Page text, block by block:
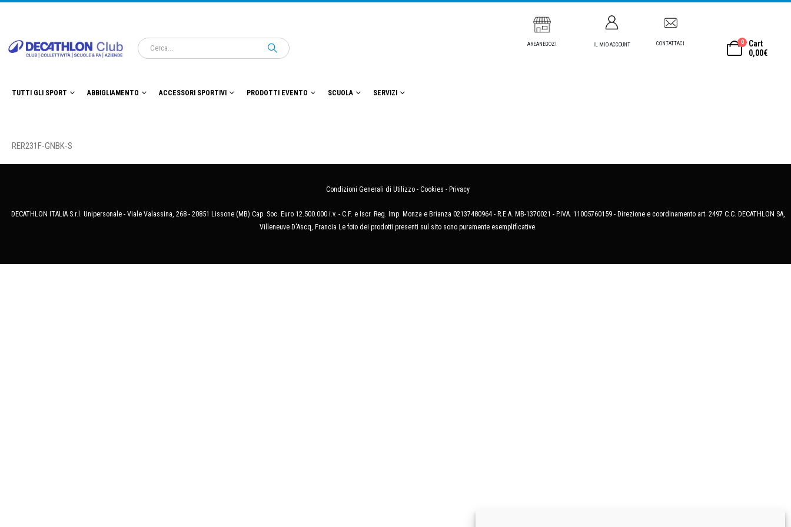
AREANEGOZI IL MIO ACCOUNT CONTATTACI 0
Cart
0,00€
TUTTI GLI SPORT ABBIGLIAMENTO ACCESSORI SPORTIVI PRODOTTI EVENTO SCUOLA SERVIZI
RER231F-GNBK-S
Condizioni Generali di Utilizzo - Cookies - Privacy
DECATHLON ITALIA S.r.l. Unipersonale - Viale Valassina, 268 - 20851 Lissone (MB) Cap. Soc. Euro 12.500.000 i.v. - C.F. e Iscr. Reg. Imp. Monza e Brianza 02137480964 - R.E.A. MB-1370021 - P.IVA. 11005760159 - Direzione e coordinamento art. 2497 C.C. DECATHLON SA,
Villeneuve D'Ascq, Francia Le foto dei prodotti presenti sul sito sono puramente esemplificative.